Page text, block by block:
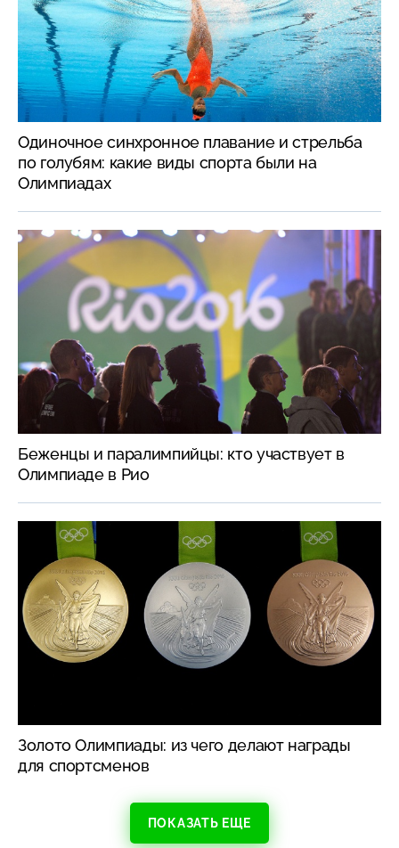
Одиночное синхронное плавание и стрельба
по голубям: какие виды спорта были на
Олимпиадах
Беженцы и паралимпийцы: кто участвует в
Олимпиаде в Рио
Золото Олимпиады: из чего делают награды
для спортсменов
ПОКАЗАТЬ ЕЩЕ